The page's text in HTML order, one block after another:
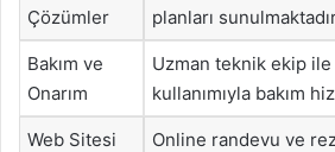
Çözümler
planları
Bakım ve
Onarım
Uzman teknik ekip
kullanımıyla bakım
Web Sitesi
Online randevu ve